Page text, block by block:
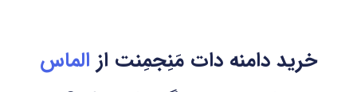
خرید دامنه دات مَنِجمِنت از الماس